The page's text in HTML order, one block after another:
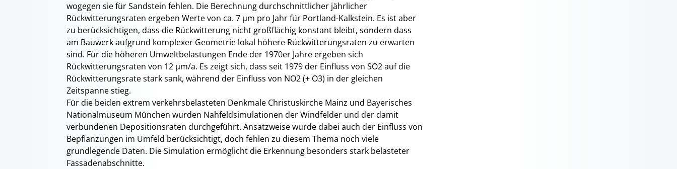
wogegen sie für Sandstein fehlen. Die Berechnung durchschnittlicher jährlicher
Rückwitterungsraten ergeben Werte von ca. 7 µm pro Jahr für Portland-Kalkstein. Es ist aber
zu berücksichtigen, dass die Rückwitterung nicht großflächig konstant bleibt, sondern dass
am Bauwerk aufgrund komplexer Geometrie lokal höhere Rückwitterungsraten zu erwarten
sind. Für die höheren Umweltbelastungen Ende der 1970er Jahre ergeben sich
Rückwitterungsraten von 12 µm/a. Es zeigt sich, dass seit 1979 der Einfluss von SO2 auf die
Rückwitterungsrate stark sank, während der Einfluss von NO2 (+ O3) in der gleichen
Zeitspanne stieg.
Für die beiden extrem verkehrsbelasteten Denkmale Christuskirche Mainz und Bayerisches
Nationalmuseum München wurden Nahfeldsimulationen der Windfelder und der damit
verbundenen Depositionsraten durchgeführt. Ansatzweise wurde dabei auch der Einfluss von
Bepflanzungen im Umfeld berücksichtigt, doch fehlen zu diesem Thema noch viele
grundlegende Daten. Die Simulation ermöglicht die Erkennung besonders stark belasteter
Fassadenabschnitte.